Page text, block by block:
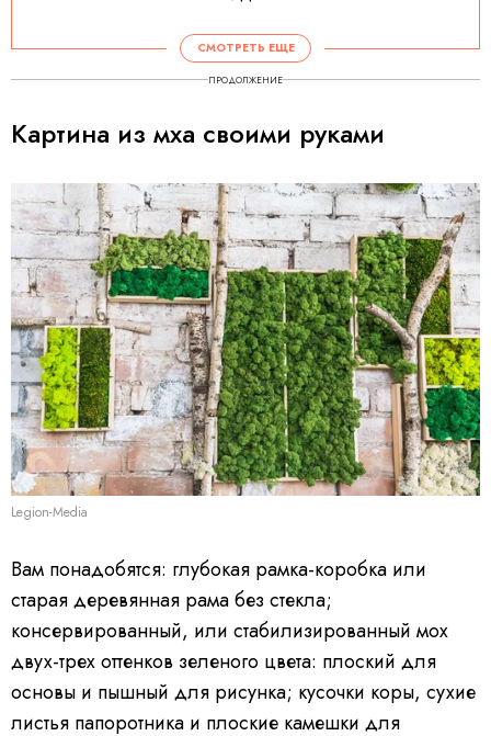
СМОТРЕТЬ ЕЩЕ
ПРОДОЛЖЕНИЕ
Картина из мха своими руками
Legion-Media
Вам понадобятся: глубокая рамка-коробка или
старая деревянная рама без стекла;
консервированный, или стабилизированный мох
двух-трех оттенков зеленого цвета: плоский для
основы и пышный для рисунка; кусочки коры, сухие
листья папоротника и плоские камешки для